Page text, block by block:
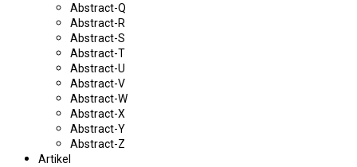
Abstract-Q
Abstract-R
Abstract-S
Abstract-T
Abstract-U
Abstract-V
Abstract-W
Abstract-X
Abstract-Y
Abstract-Z
Artikel